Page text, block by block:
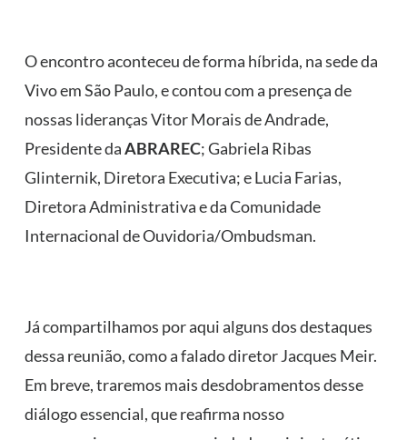
O encontro aconteceu de forma híbrida, na sede da
Vivo em São Paulo, e contou com a presença de
nossas lideranças Vitor Morais de Andrade,
Presidente daABRAREC; Gabriela Ribas
Glinternik, Diretora Executiva; e Lucia Farias,
Diretora Administrativa e da Comunidade
Internacional de Ouvidoria/Ombudsman.
Já compartilhamos por aqui alguns dos destaques
dessa reunião, como a falado diretor Jacques Meir.
Em breve, traremos mais desdobramentos desse
diálogo essencial, que reafirma nosso